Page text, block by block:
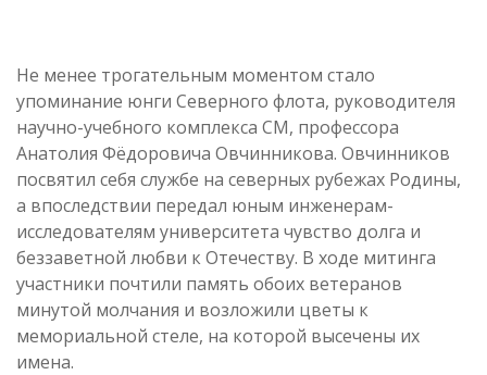
Не менее трогательным моментом стало
упоминание юнги Северного флота, руководителя
научно-учебного комплекса СМ, профессора
Анатолия Фёдоровича Овчинникова. Овчинников
посвятил себя службе на северных рубежах Родины,
а впоследствии передал юным инженерам-
исследователям университета чувство долга и
беззаветной любви к Отечеству. В ходе митинга
участники почтили память обоих ветеранов
минутой молчания и возложили цветы к
мемориальной стеле, на которой высечены их
имена.